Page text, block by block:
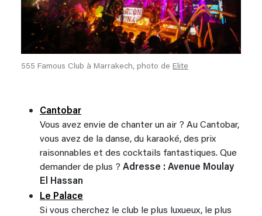
555 Famous Club à Marrakech, photo de Elite
Cantobar
Vous avez envie de chanter un air ? Au Cantobar,
vous avez de la danse, du karaoké, des prix
raisonnables et des cocktails fantastiques. Que
demander de plus ? Adresse : Avenue Moulay
El Hassan
Le Palace
Si vous cherchez le club le plus luxueux, le plus